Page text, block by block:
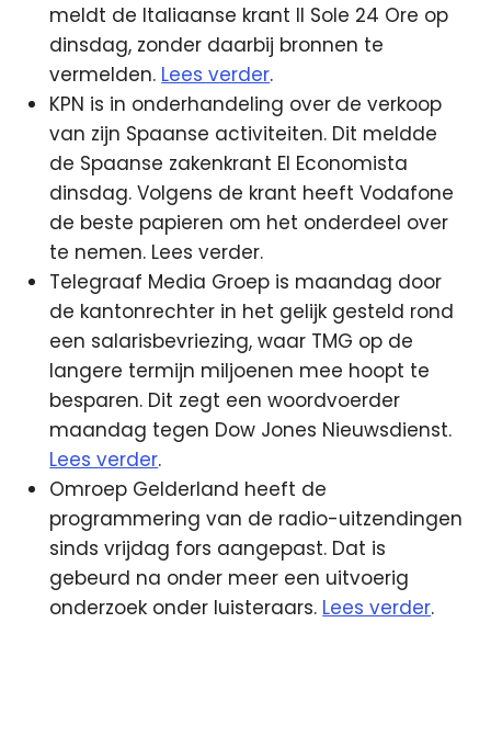
meldt de Italiaanse krant Il Sole 24 Ore op
dinsdag, zonder daarbij bronnen te
vermelden. Lees verder.
KPN is in onderhandeling over de verkoop
van zijn Spaanse activiteiten. Dit meldde
de Spaanse zakenkrant El Economista
dinsdag. Volgens de krant heeft Vodafone
de beste papieren om het onderdeel over
te nemen. Lees verder.
Telegraaf Media Groep is maandag door
de kantonrechter in het gelijk gesteld rond
een salarisbevriezing, waar TMG op de
langere termijn miljoenen mee hoopt te
besparen. Dit zegt een woordvoerder
maandag tegen Dow Jones Nieuwsdienst.
Lees verder.
Omroep Gelderland heeft de
programmering van de radio-uitzendingen
sinds vrijdag fors aangepast. Dat is
gebeurd na onder meer een uitvoerig
onderzoek onder luisteraars. Lees verder.